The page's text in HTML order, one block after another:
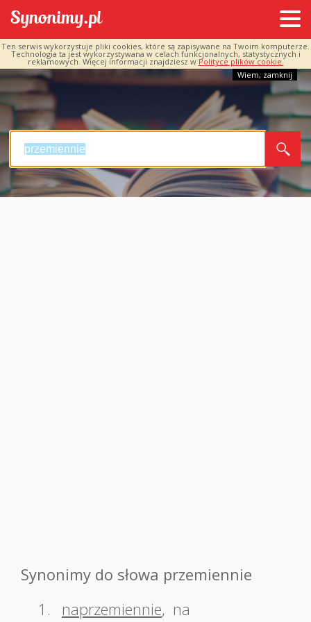
Ten serwis wykorzystuje pliki cookies, które są zapisywane na Twoim komputerze.
Technologia ta jest wykorzystywana w celach funkcjonalnych, statystycznych i
reklamowych. Więcej informacji znajdziesz w Polityce plików cookie.
Wiem, zamknij
Synonimy do słowa przemiennie
1.
naprzemiennie, na